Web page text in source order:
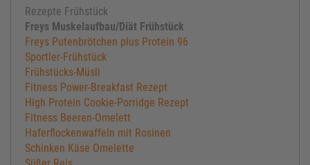
Rezepte Frühstück
Freys Muskelaufbau/Diät Frühstück
Freys Putenbrötchen plus Protein 96
Sportler-Frühstück
Frühstücks-Müsli
Fitness Power-Breakfast Rezept
High Protein Cookie-Porridge Rezept
Fitness Beeren-Omelett
Haferflockenwaffeln mit Rosinen
Schinken Käse Omelette